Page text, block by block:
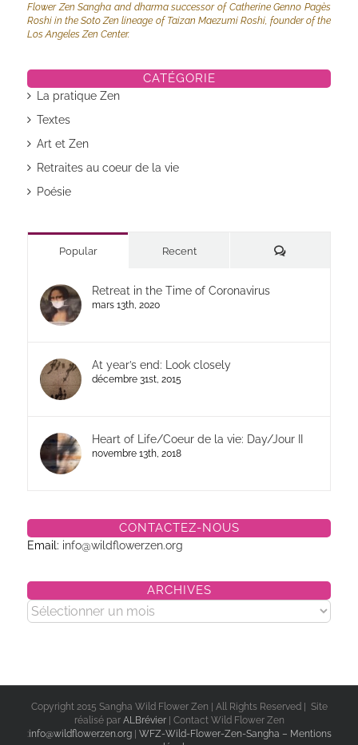
Flower Zen Sangha and dharma successor of Catherine Genno Pagès
Roshi in the Soto Zen lineage of Taizan Maezumi Roshi, founder of the
Los Angeles Zen Center.
CATÉGORIE
La pratique Zen
Textes
Art et Zen
Retraites au coeur de la vie
Poésie
Popular Recent Commentaires
Retreat in the Time of Coronavirus
mars 13th, 2020
At year’s end: Look closely
décembre 31st, 2015
Heart of Life/Coeur de la vie: Day/Jour II
novembre 13th, 2018
CONTACTEZ-NOUS
Email: info@wildflowerzen.org
ARCHIVES
Archives
Copyright 2015 Sangha Wild Flower Zen | All Rights Reserved | Site
réalisé par ALBrévier
| Contact Wild Flower Zen
:info@wildflowerzen.org| WFZ-Wild-Flower-Zen-Sangha – Mentions